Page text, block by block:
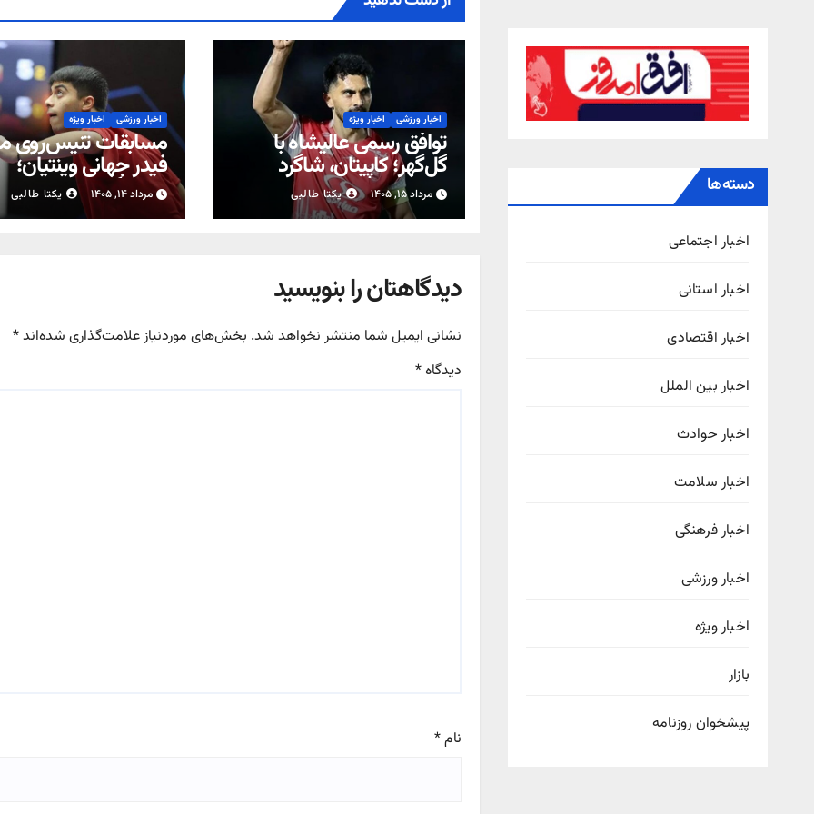
دسته‌ها
اخبار اجتماعی
اخبار استانی
اخبار اقتصادی
اخبار بین الملل
اخبار حوادث
اخبار سلامت
اخبار فرهنگی
اخبار ورزشی
اخبار ویژه
بازار
پیشخوان روزنامه
اخبار ورزشی اخبار ویژه
توافق رسمی عالیشاه با
گل‌گهر؛ کاپیتان، شاگرد
رحمتی شد
مرداد ۱۵, ۱۴۰۵ یکتا طالبی
اخبار ورزشی اخبار ویژه
مسابقات تنیس‌روی
فیدر جهانی وینتیان؛
نمایندگان ایران با برد
کردند
مرداد ۱۴, ۱۴۰۵ یکتا طالبی
دیدگاهتان را بنویسید
نشانی ایمیل شما منتشر نخواهد شد. بخش‌های موردنیاز علامت‌گذاری شده‌اند*
دیدگاه*
نام*